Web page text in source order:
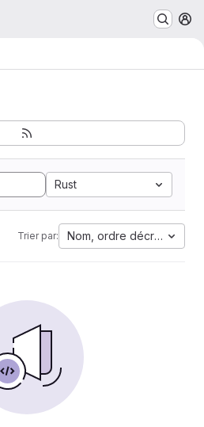
Rust
Trier par: Nom, ordre décroissant